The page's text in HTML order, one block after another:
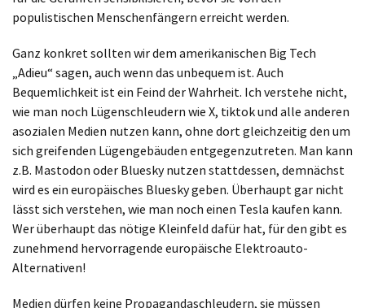
populistischen Menschenfängern erreicht werden.
Ganz konkret sollten wir dem amerikanischen Big Tech
„Adieu“ sagen, auch wenn das unbequem ist. Auch
Bequemlichkeit ist ein Feind der Wahrheit. Ich verstehe nicht,
wie man noch Lügenschleudern wie X, tiktok und alle anderen
asozialen Medien nutzen kann, ohne dort gleichzeitig den um
sich greifenden Lügengebäuden entgegenzutreten. Man kann
z.B. Mastodon oder Bluesky nutzen stattdessen, demnächst
wird es ein europäisches Bluesky geben. Überhaupt gar nicht
lässt sich verstehen, wie man noch einen Tesla kaufen kann.
Wer überhaupt das nötige Kleinfeld dafür hat, für den gibt es
zunehmend hervorragende europäische Elektroauto-
Alternativen!
Medien dürfen keine Propagandaschleudern, sie müssen